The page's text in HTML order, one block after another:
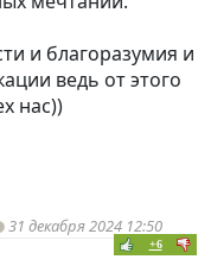
и благоразумия и
ведь от этого
нас))
31 декабря 2024 12:50
+6